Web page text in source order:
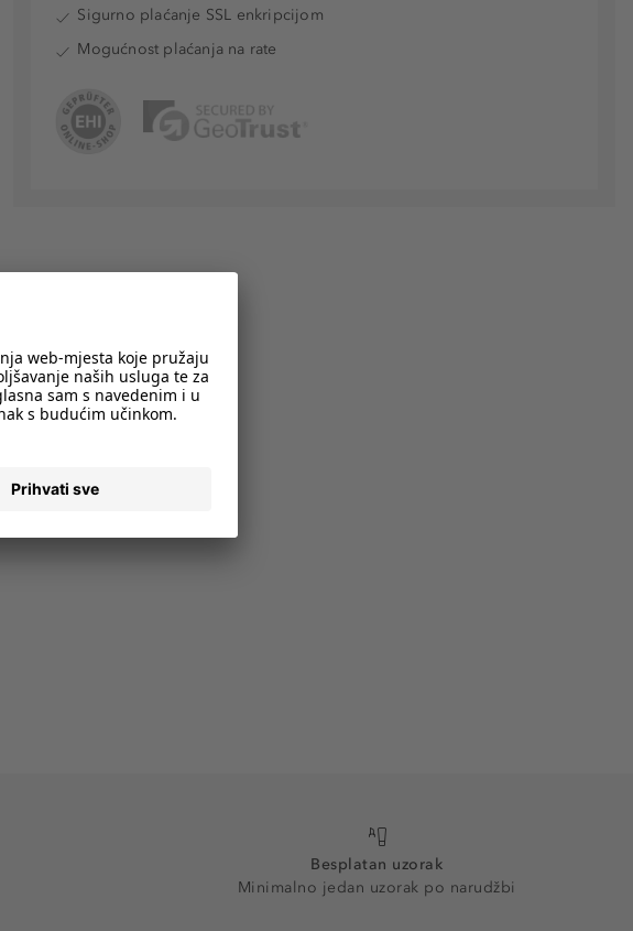
Sigurno plaćanje SSL enkripcijom
Mogućnost plaćanja na rate
Besplatan uzorak
Minimalno jedan uzorak po narudžbi